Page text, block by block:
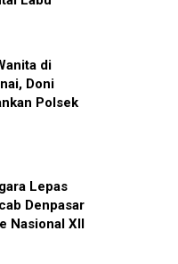
di
Doni
Polsek
Lepas
Denpasar
Nasional XII